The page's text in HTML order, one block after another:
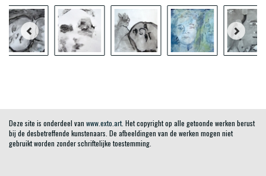
Deze site is onderdeel van www.exto.art. Het copyright op alle getoonde werken berust
bij de desbetreffende kunstenaars. De afbeeldingen van de werken mogen niet
gebruikt worden zonder schriftelijke toestemming.